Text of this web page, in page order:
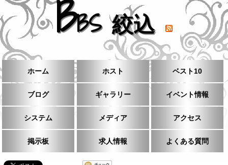
BBS 絞込
ホーム ホスト ベスト10
ブログ ギャラリー イベント情報
システム メディア アクセス
掲示板 求人情報 よくある質問